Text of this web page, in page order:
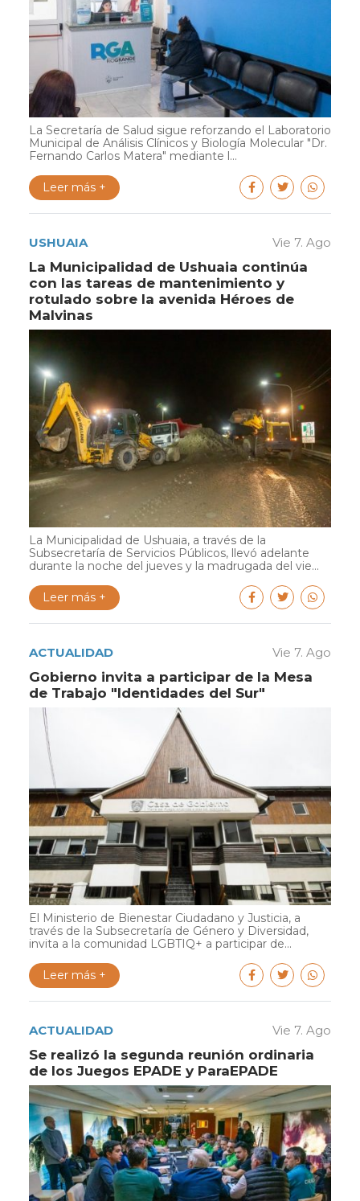
La Secretaría de Salud sigue reforzando el Laboratorio
Municipal de Análisis Clínicos y Biología Molecular "Dr.
Fernando Carlos Matera" mediante l...
Leer más +
USHUAIA Vie 7. Ago
La Municipalidad de Ushuaia continúa
con las tareas de mantenimiento y
rotulado sobre la avenida Héroes de
Malvinas
La Municipalidad de Ushuaia, a través de la
Subsecretaría de Servicios Públicos, llevó adelante
durante la noche del jueves y la madrugada del vie...
Leer más +
ACTUALIDAD Vie 7. Ago
Gobierno invita a participar de la Mesa
de Trabajo "Identidades del Sur"
El Ministerio de Bienestar Ciudadano y Justicia, a
través de la Subsecretaría de Género y Diversidad,
invita a la comunidad LGBTIQ+ a participar de...
Leer más +
ACTUALIDAD Vie 7. Ago
Se realizó la segunda reunión ordinaria
de los Juegos EPADE y ParaEPADE